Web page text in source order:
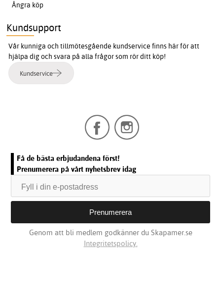
Ångra köp
Kundsupport
Vår kunniga och tillmötesgående kundservice finns här för att
hjälpa dig och svara på alla frågor som rör ditt köp!
Kundservice
Få de bästa erbjudandena först!
Prenumerera på vårt nyhetsbrev idag
Genom att bli medlem godkänner du Skapamer.se
Integritetspolicy.